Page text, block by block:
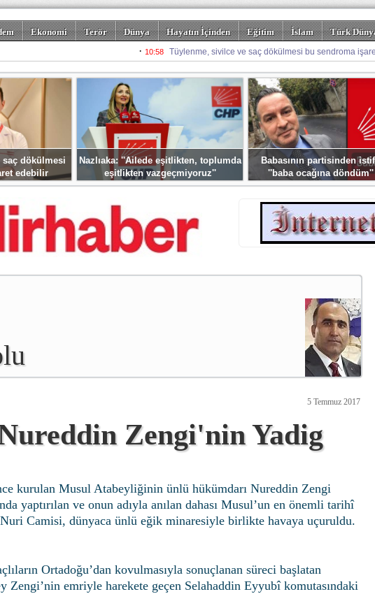
Ekonomi Terör Dünya Hayatın İçinden Eğitim İslam Türk
Spor Misafir Kalem Foto Galeriler
dökülmesi
edebilir
Nazlıaka: ''Ailede eşitlikten, toplumda
eşitlikten vazgeçmiyoruz''
Babasının partisinden
''baba ocağına
5 Temmuz 2017
Zengi'nin Yadig
kurulan Musul Atabeyliğinin ünlü hükümdarı Nureddin Zengi
yaptırılan ve onun adıyla anılan dahası Musul’un en önemli tarihî
Camisi, dünyaca ünlü eğik minaresiyle birlikte havaya uçuruldu.
Ortadoğu’dan kovulmasıyla sonuçlanan süreci başlatan
Zengi’nin emriyle harekete geçen Selahaddin Eyyubî komutasındaki